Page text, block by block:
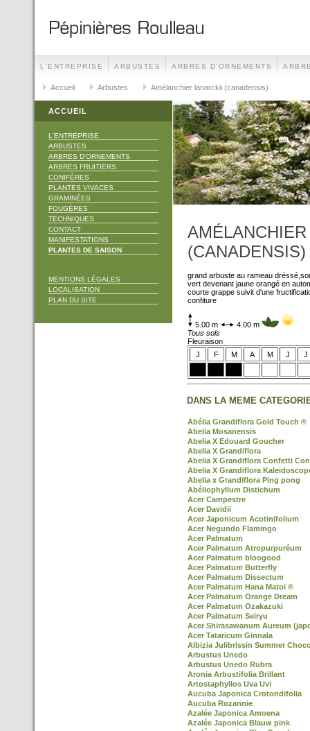
L'ENTREPRISE ARBUSTES ARBRES D'ORNEMENTS
TECHNIQUES CONTACT MANIFESTATIONS
Accueil Arbustes Amélanchier lanarckii (canadensis)
ACCUEIL
L'ENTREPRISE
ARBUSTES
ARBRES D'ORNEMENTS
ARBRES FRUITIERS
CONIFÈRES
PLANTES VIVACES
GRAMINÉES
FOUGÈRES
TECHNIQUES
CONTACT
MANIFESTATIONS
PLANTES DE SAISON
MENTIONS LÉGALES
LOCALISATION
PLAN DU SITE
(CANADENSIS)
grand arbuste au rameau
vert devenant jaune orangé en
courte grappe suivit d'une
confiture
5.00 m
4.00 m
Tous sols
Fleuraison
J
F M A M J J
DANS LA MEME
Abélia Grandiflora Gold Touch ®
Abelia Mosanensis
Abelia X Edouard Goucher
Abelia X Grandiflora
Abelia X Grandiflora Confetti
Abelia X Grandiflora
Abelia x Grandiflora Ping pong
Abéliophyllum Distichum
Acer Campestre
Acer Davidii
Acer Japonicum Acotinifolium
Acer Negundo Flamingo
Acer Palmatum
Acer Palmatum Atropurpuréum
Acer Palmatum bloogood
Acer Palmatum Butterfly
Acer Palmatum Dissectum
Acer Palmatum Hana Matoi ®
Acer Palmatum Orange Dream
Acer Palmatum Ozakazuki
Acer Palmatum Seiryu
Acer Shirasawanum Aureum
Acer Tataricum Ginnala
Albizia Julibrissin Summer
Arbustus Unedo
Arbustus Unedo Rubra
Aronia Arbustifolia Brillant
Artostaphyllos Uva Uvi
Aucuba Japonica Crotondifolia
Aucuba Rozannie
Azalée Japonica Amoena
Azalée Japonica Blauw pink